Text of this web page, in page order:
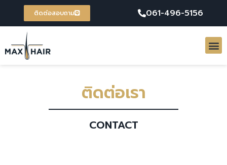
ติดต่อสอบถาม 061-496-5156
ติดต่อเรา
CONTACT